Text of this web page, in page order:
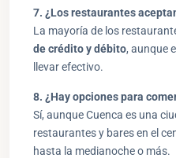
7. ¿Los restaurantes
La mayoría de los
de crédito y débito, aunque
llevar efectivo.
8. ¿Hay opciones para
Sí, aunque Cuenca es una
restaurantes y bares en el
hasta la medianoche o más.